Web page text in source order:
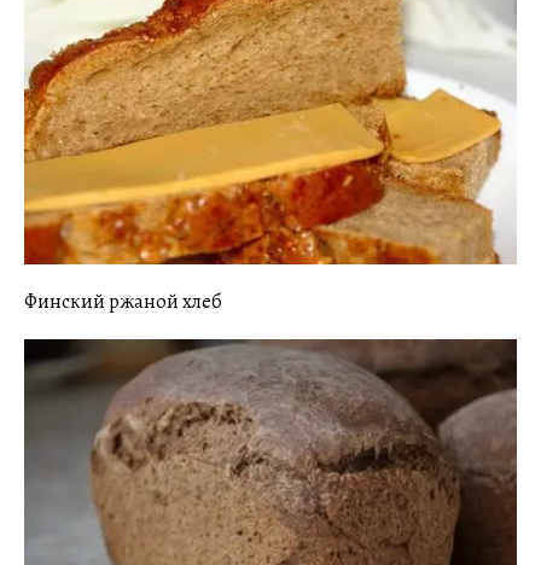
Финский ржаной хлеб